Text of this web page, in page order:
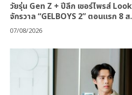
วัยรุ่น Gen Z + ปีลึก เซอร์ไพรส์
จักรวาล “GELBOYS 2” ตอนแรก 8
07/08/2026